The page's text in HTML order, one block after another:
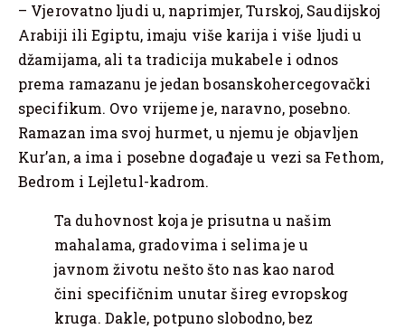
– Vjerovatno ljudi u, naprimjer, Turskoj, Saudijskoj
Arabiji ili Egiptu, imaju više karija i više ljudi u
džamijama, ali ta tradicija mukabele i odnos
prema ramazanu je jedan bosanskohercegovački
specifikum. Ovo vrijeme je, naravno, posebno.
Ramazan ima svoj hurmet, u njemu je objavljen
Kur’an, a ima i posebne događaje u vezi sa Fethom,
Bedrom i Lejletul-kadrom.
Ta duhovnost koja je prisutna u našim
mahalama, gradovima i selima je u
javnom životu nešto što nas kao narod
čini specifičnim unutar šireg evropskog
kruga. Dakle, potpuno slobodno, bez